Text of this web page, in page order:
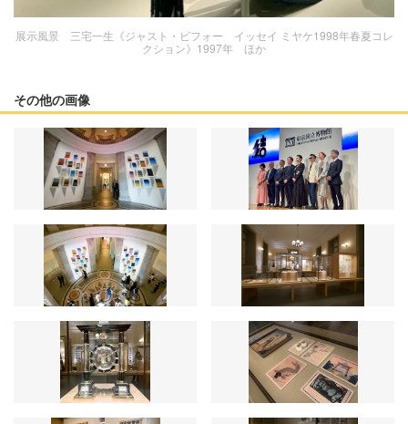
展示風景 三宅一生《ジャスト・ビフォー イッセイ ミヤケ1998年春夏コレ
クション》1997年 ほか
その他の画像